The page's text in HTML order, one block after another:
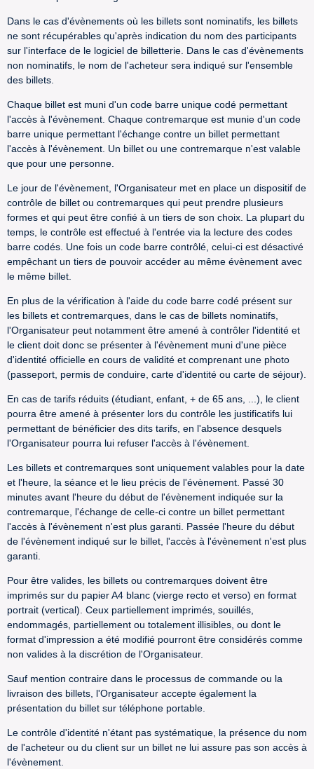
Dans le cas d'évènements où les billets sont nominatifs, les billets
ne sont récupérables qu'après indication du nom des participants
sur l'interface de le logiciel de billetterie. Dans le cas d'évènements
non nominatifs, le nom de l'acheteur sera indiqué sur l'ensemble
des billets.
Chaque billet est muni d'un code barre unique codé permettant
l'accès à l'évènement. Chaque contremarque est munie d'un code
barre unique permettant l'échange contre un billet permettant
l'accès à l'évènement. Un billet ou une contremarque n'est valable
que pour une personne.
Le jour de l'évènement, l'Organisateur met en place un dispositif de
contrôle de billet ou contremarques qui peut prendre plusieurs
formes et qui peut être confié à un tiers de son choix. La plupart du
temps, le contrôle est effectué à l'entrée via la lecture des codes
barre codés. Une fois un code barre contrôlé, celui-ci est désactivé
empêchant un tiers de pouvoir accéder au même évènement avec
le même billet.
En plus de la vérification à l'aide du code barre codé présent sur
les billets et contremarques, dans le cas de billets nominatifs,
l'Organisateur peut notamment être amené à contrôler l'identité et
le client doit donc se présenter à l'évènement muni d'une pièce
d'identité officielle en cours de validité et comprenant une photo
(passeport, permis de conduire, carte d'identité ou carte de séjour).
En cas de tarifs réduits (étudiant, enfant, + de 65 ans, ...), le client
pourra être amené à présenter lors du contrôle les justificatifs lui
permettant de bénéficier des dits tarifs, en l'absence desquels
l'Organisateur pourra lui refuser l'accès à l'évènement.
Les billets et contremarques sont uniquement valables pour la date
et l'heure, la séance et le lieu précis de l'évènement. Passé 30
minutes avant l'heure du début de l'évènement indiquée sur la
contremarque, l'échange de celle-ci contre un billet permettant
l'accès à l'évènement n'est plus garanti. Passée l'heure du début
de l'évènement indiqué sur le billet, l'accès à l'évènement n'est plus
garanti.
Pour être valides, les billets ou contremarques doivent être
imprimés sur du papier A4 blanc (vierge recto et verso) en format
portrait (vertical). Ceux partiellement imprimés, souillés,
endommagés, partiellement ou totalement illisibles, ou dont le
format d'impression a été modifié pourront être considérés comme
non valides à la discrétion de l'Organisateur.
Sauf mention contraire dans le processus de commande ou la
livraison des billets, l'Organisateur accepte également la
présentation du billet sur téléphone portable.
Le contrôle d'identité n'étant pas systématique, la présence du nom
de l'acheteur ou du client sur un billet ne lui assure pas son accès à
l'évènement.